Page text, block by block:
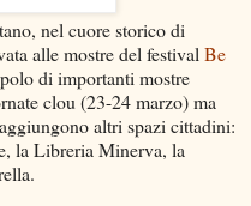
nel cuore storico di
alle mostre del festival Be
di importanti mostre
clou (23-24 marzo) ma
altri spazi cittadini:
la Libreria Minerva, la